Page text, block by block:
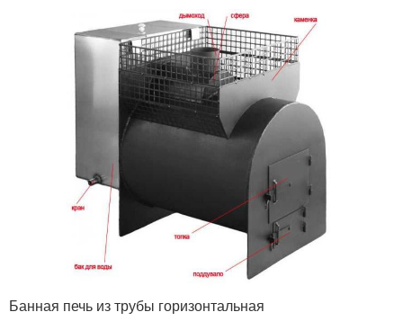
Банная печь из трубы горизонтальная